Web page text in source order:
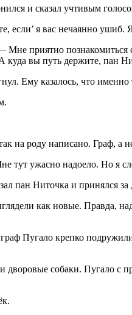
и сказал учтивым
если’ я вас нечаянно ушиб.
приятно познакомиться
куда вы путь держите, пан
Ему казалось, что именно
на роду написано. Граф, а
ужасно надоело. Но я
пан Ниточка и принялся за
как новые. Правда,
Пугало крепко
дворовые собаки. Пугало с